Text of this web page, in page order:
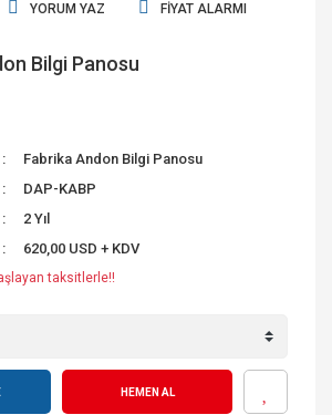
YORUM YAZ FIYAT ALARMI
Bilgi Panosu
Fabrika Andon Bilgi Panosu
DAP-KABP
2 Yıl
620,00 USD + KDV
taksitlerle!!
HEMEN AL